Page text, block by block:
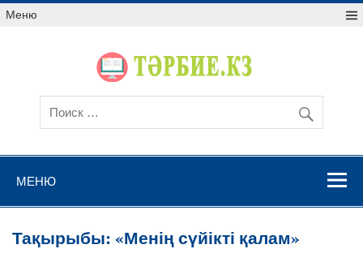
Меню
МЕНЮ
Тақырыбы: «Менің сүйікті қалам»